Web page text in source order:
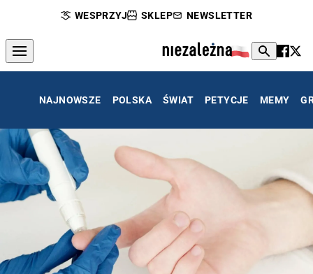
WESPRZYJ SKLEP NEWSLETTER
NAJNOWSZE POLSKA ŚWIAT PETYCJE MEMY